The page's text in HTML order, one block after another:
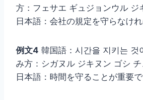
方：フェサエ ギュジョンウル ジ
日本語：会社の規定を守らなけれ
例文4 韓国語：시간을 지키는 것
み方：シガヌル ジキヌン ゴシ
日本語：時間を守ることが重要で